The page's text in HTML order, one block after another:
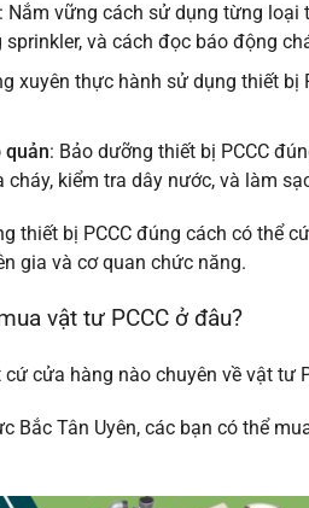
: Nắm vững cách sử dụng từng loại
sprinkler, và cách đọc báo động
xuyên thực hành sử dụng thiết
quản: Bảo dưỡng thiết bị PCCC
kiểm tra dây nước, và làm
thiết bị PCCC đúng cách có thể
gia và cơ quan chức năng.
vật tư PCCC ở đâu?
cứ cửa hàng nào chuyên về vật tư
Bắc Tân Uyên, các bạn có thể